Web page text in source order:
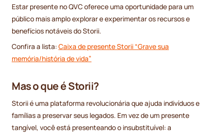
Estar presente no QVC oferece uma oportunidade para um
público mais amplo explorar e experimentar os recursos e
benefícios notáveis do Storii.
Confira a lista: Caixa de presente Storii “Grave sua
memória/história de vida”
Mas o que é Storii?
Storii é uma plataforma revolucionária que ajuda indivíduos e
famílias a preservar seus legados. Em vez de um presente
tangível, você está presenteando o insubstituível: a